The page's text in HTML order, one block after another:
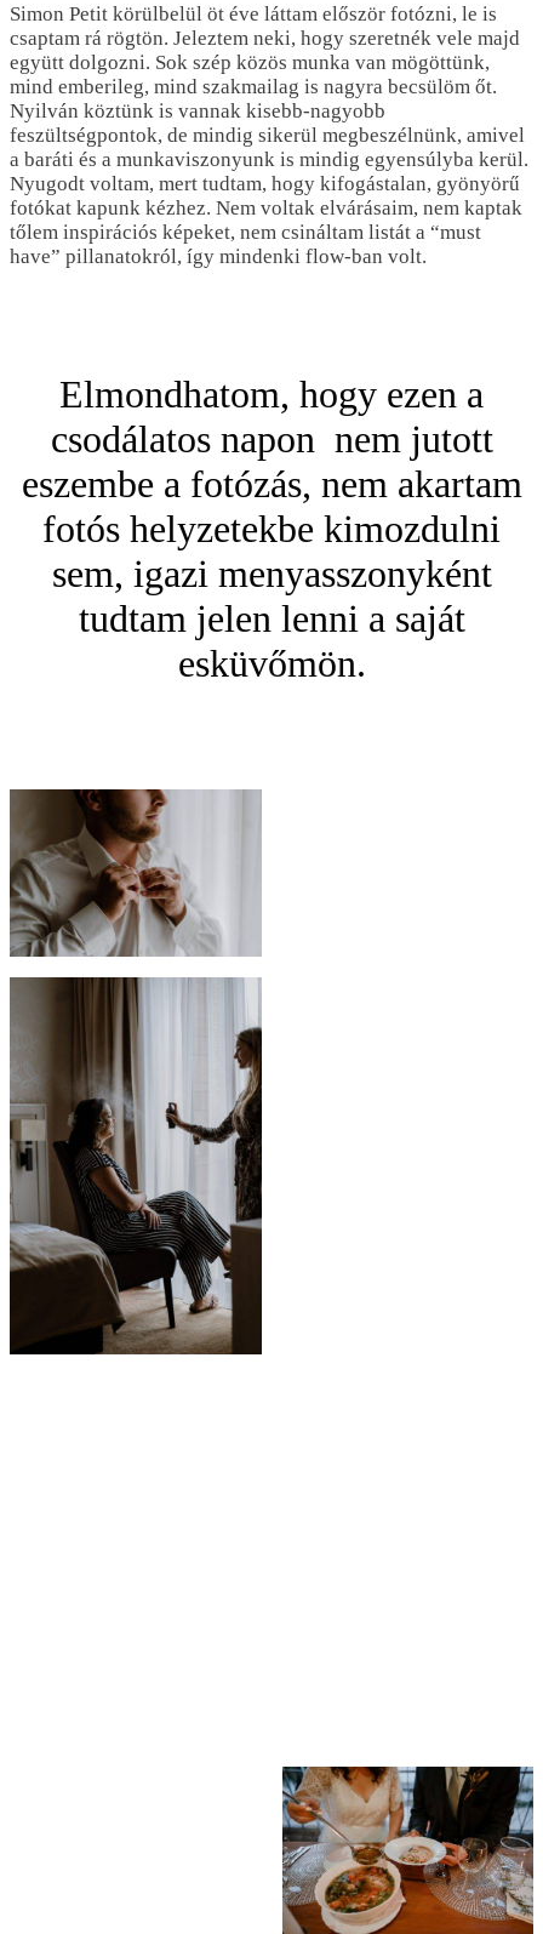
Simon Petit körülbelül öt éve láttam először fotózni, le is
csaptam rá rögtön. Jeleztem neki, hogy szeretnék vele majd
együtt dolgozni. Sok szép közös munka van mögöttünk,
mind emberileg, mind szakmailag is nagyra becsülöm őt.
Nyilván köztünk is vannak kisebb-nagyobb
feszültségpontok, de mindig sikerül megbeszélnünk, amivel
a baráti és a munkaviszonyunk is mindig egyensúlyba kerül.
Nyugodt voltam, mert tudtam, hogy kifogástalan, gyönyörű
fotókat kapunk kézhez. Nem voltak elvárásaim, nem kaptak
tőlem inspirációs képeket, nem csináltam listát a “must
have” pillanatokról, így mindenki flow-ban volt.
Elmondhatom, hogy ezen a
csodálatos napon nem jutott
eszembe a fotózás, nem akartam
fotós helyzetekbe kimozdulni
sem, igazi menyasszonyként
tudtam jelen lenni a saját
esküvőmön.